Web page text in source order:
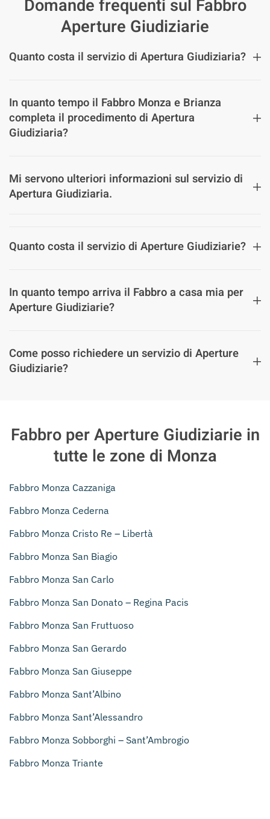
Domande frequenti sul Fabbro
Aperture Giudiziarie
Quanto costa il servizio di Apertura Giudiziaria?
In quanto tempo il Fabbro Monza e Brianza
completa il procedimento di Apertura
Giudiziaria?
Mi servono ulteriori informazioni sul servizio di
Apertura Giudiziaria.
Quanto costa il servizio di Aperture Giudiziarie?
In quanto tempo arriva il Fabbro a casa mia per
Aperture Giudiziarie?
Come posso richiedere un servizio di Aperture
Giudiziarie?
Fabbro per Aperture Giudiziarie in
tutte le zone di Monza
Fabbro Monza Cazzaniga
Fabbro Monza Cederna
Fabbro Monza Cristo Re – Libertà
Fabbro Monza San Biagio
Fabbro Monza San Carlo
Fabbro Monza San Donato – Regina Pacis
Fabbro Monza San Fruttuoso
Fabbro Monza San Gerardo
Fabbro Monza San Giuseppe
Fabbro Monza Sant’Albino
Fabbro Monza Sant’Alessandro
Fabbro Monza Sobborghi – Sant’Ambrogio
Fabbro Monza Triante